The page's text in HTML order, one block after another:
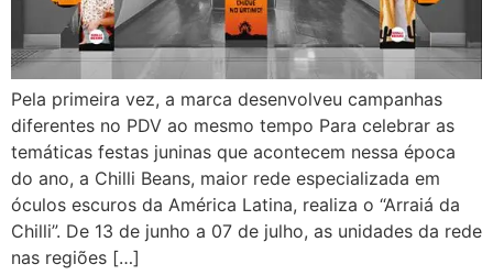
Pela primeira vez, a marca desenvolveu campanhas
diferentes no PDV ao mesmo tempo Para celebrar as
temáticas festas juninas que acontecem nessa época
do ano, a Chilli Beans, maior rede especializada em
óculos escuros da América Latina, realiza o “Arraiá da
Chilli”. De 13 de junho a 07 de julho, as unidades da rede
nas regiões […]